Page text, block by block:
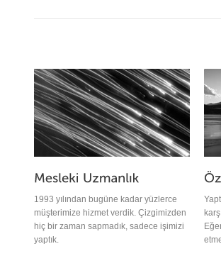
1993 yılından bugüne kadar yüzlerce
müşterimize hizmet verdik. Çizgimizden
hiç bir zaman sapmadık, sadece işimizi
yaptık.